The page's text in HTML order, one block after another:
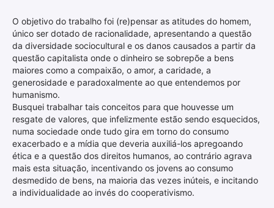
O objetivo do trabalho foi (re)pensar as atitudes do homem,
único ser dotado de racionalidade, apresentando a questão
da diversidade sociocultural e os danos causados a partir da
questão capitalista onde o dinheiro se sobrepõe a bens
maiores como a compaixão, o amor, a caridade, a
generosidade e paradoxalmente ao que entendemos por
humanismo.
Busquei trabalhar tais conceitos para que houvesse um
resgate de valores, que infelizmente estão sendo esquecidos,
numa sociedade onde tudo gira em torno do consumo
exacerbado e a mídia que deveria auxiliá-los apregoando
ética e a questão dos direitos humanos, ao contrário agrava
mais esta situação, incentivando os jovens ao consumo
desmedido de bens, na maioria das vezes inúteis, e incitando
a individualidade ao invés do cooperativismo.